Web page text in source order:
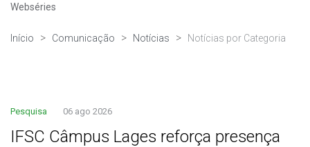
Webséries
Início Comunicação Notícias Notícias por Categoria
Pesquisa 06 ago 2026
IFSC Câmpus Lages reforça presença